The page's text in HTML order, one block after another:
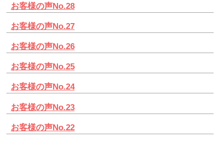
お客様の声No.28
お客様の声No.27
お客様の声No.26
お客様の声No.25
お客様の声No.24
お客様の声No.23
お客様の声No.22